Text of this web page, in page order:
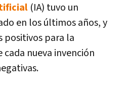
(IA) tuvo un
en los últimos años, y
positivos para la
nueva invención